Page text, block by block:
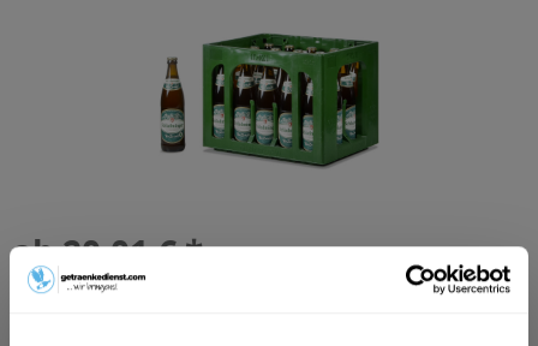
ab 20,01 € *
Inhalt:10 Liter (2,00 € * / 1 Liter)